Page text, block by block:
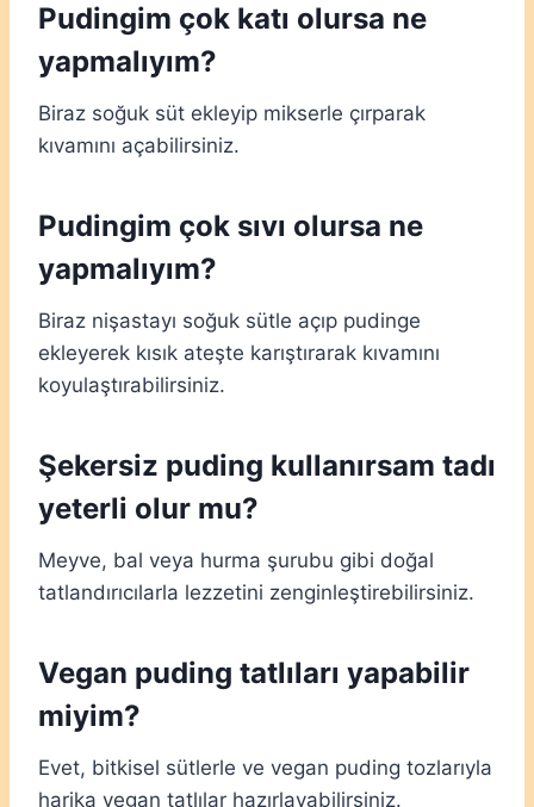
Pudingim çok katı olursa ne
yapmalıyım?
Biraz soğuk süt ekleyip mikserle çırparak
kıvamını açabilirsiniz.
Pudingim çok sıvı olursa ne
yapmalıyım?
Biraz nişastayı soğuk sütle açıp pudinge
ekleyerek kısık ateşte karıştırarak kıvamını
koyulaştırabilirsiniz.
Şekersiz puding kullanırsam tadı
yeterli olur mu?
Meyve, bal veya hurma şurubu gibi doğal
tatlandırıcılarla lezzetini zenginleştirebilirsiniz.
Vegan puding tatlıları yapabilir
miyim?
Evet, bitkisel sütlerle ve vegan puding tozlarıyla
harika vegan tatlılar hazırlayabilirsiniz.